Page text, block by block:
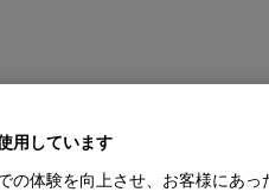
用しています
の体験を向上させ、お客様にあ